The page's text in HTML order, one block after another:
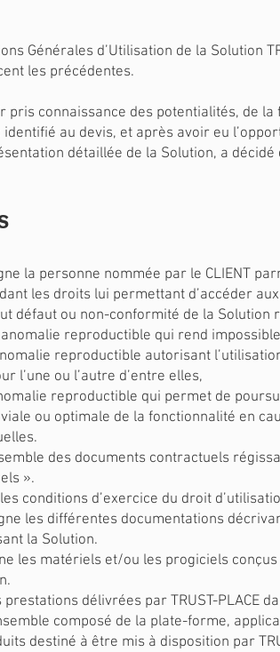
Générales d’Utilisation de la Solution
les précédentes.
pris connaissance des potentialités, de
au devis, et après avoir eu
détaillée de la Solution, a
la personne nommée par le CLIENT
les droits lui permettant d’accéder
défaut ou non-conformité de la
anomalie reproductible qui rend
reproductible autorisant
l’une ou l’autre d’entre elles,
reproductible qui permet de
ou optimale de la fonctionnalité en
des documents contractuels
».
conditions d’exercice du droit
les différentes documentations
la Solution.
les matériels et/ou les progiciels
prestations délivrées par TRUST-PLACE
composé de la plate-forme,
destiné à être mis à disposition par